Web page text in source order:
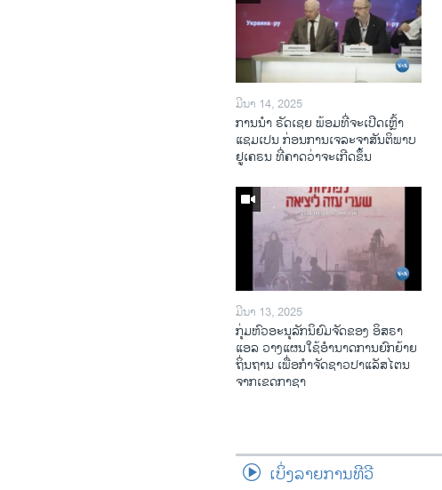
ມີນາ 14, 2025
ການ​ນຳ ຣັດ​ເຊຍ ພ້ອມ​ທີ່​ຈະ​ເປີ​ດ​ເຫຼົ້າ​
ແຊມ​ເປນ ກ່ອນການ​ເຈ​ລະ​ຈາ​ສັນ​ຕິ​ພາບ
ຢູ​ເຄ​ຣນ ທີ່​ຄາດ​ວ່າ​ຈະ​ເກີດ​ຂຶ້ນ
ມີນາ 13, 2025
ກຸ່ມຫົວອະນຸລັກນິຍົມຈັດຂອງ ອິສຣາ
ແອລ ວາງແຜນໃຊ້ອຳນາດການຍົກຍ້າຍ
ຖິ່ນຖານ ເພື່ອກຳຈັດຊາວປາແລັສໄຕນ
ຈາກເຂດກາຊາ
ເບິ່ງລາຍການທີວີ